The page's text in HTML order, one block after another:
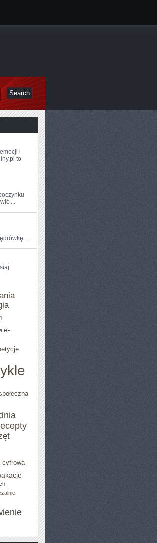
i
to
...
...
e-
cyfrowa